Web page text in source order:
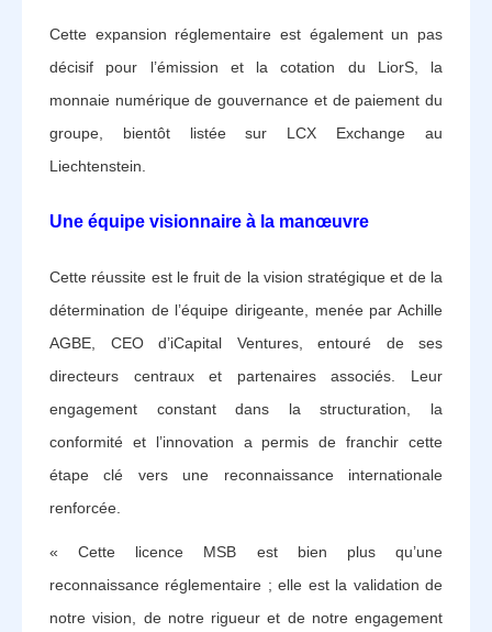
Cette expansion réglementaire est également un pas
décisif pour l’émission et la cotation du LiorS, la
monnaie numérique de gouvernance et de paiement du
groupe, bientôt listée sur LCX Exchange au
Liechtenstein.
Une équipe visionnaire à la manœuvre
Cette réussite est le fruit de la vision stratégique et de la
détermination de l’équipe dirigeante, menée par Achille
AGBE, CEO d’iCapital Ventures, entouré de ses
directeurs centraux et partenaires associés. Leur
engagement constant dans la structuration, la
conformité et l’innovation a permis de franchir cette
étape clé vers une reconnaissance internationale
renforcée.
« Cette licence MSB est bien plus qu’une
reconnaissance réglementaire ; elle est la validation de
notre vision, de notre rigueur et de notre engagement